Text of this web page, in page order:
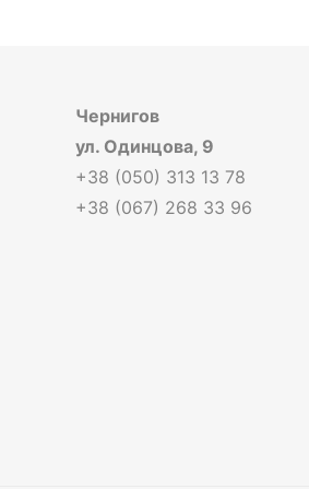
Чернигов
ул. Одинцова, 9
+38 (050) 313 13 78
+38 (067) 268 33 96